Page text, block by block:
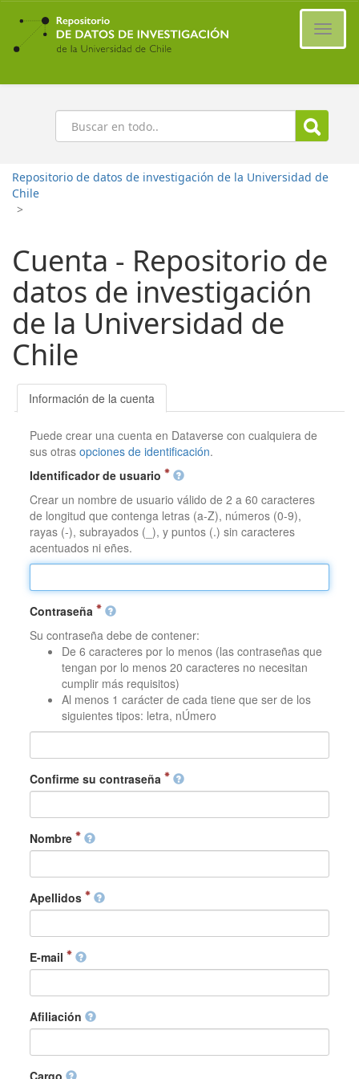
Ir
contenido
principal
Buscar
Repositorio de datos de investigación de la Universidad de
Chile
>
Cuenta - Repositorio de
datos de investigación
de la Universidad de
Chile
Información de la cuenta
Puede crear una cuenta en Dataverse con cualquiera de
sus otrasopciones de identificación.
Identificador de usuario
Crear un nombre de usuario válido de 2 a 60 caracteres
de longitud que contenga letras (a-Z), números (0-9),
rayas (-), subrayados (_), y puntos (.) sin caracteres
acentuados ni eñes.
Contraseña
Su contraseña debe de contener:
De 6 caracteres por lo menos (las contraseñas que
tengan por lo menos 20 caracteres no necesitan
cumplir más requisitos)
Al menos 1 carácter de cada tiene que ser de los
siguientes tipos: letra, nÚmero
Confirme su contraseña
Nombre
Apellidos
E-mail
Afiliación
Cargo